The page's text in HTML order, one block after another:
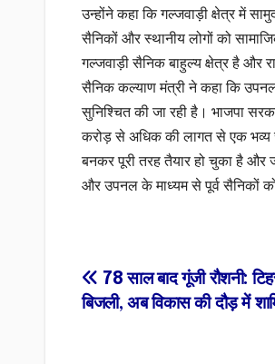
उन्होंने कहा कि गल्जवाड़ी क्षेत्र में
सैनिकों और स्थानीय लोगों को
गल्जवाड़ी सैनिक बाहुल्य क्षेत्र है और
सैनिक कल्याण मंत्री ने कहा कि उपनल
सुनिश्चित की जा रही है। भाजपा
करोड़ से अधिक की लागत से एक भव्य
बनकर पूरी तरह तैयार हो चुका है और
और उपनल के माध्यम से पूर्व सैनिकों को
Post
navigation
78 साल बाद गूंजी रौशनी:
बिजली, अब विकास की दौड़ में